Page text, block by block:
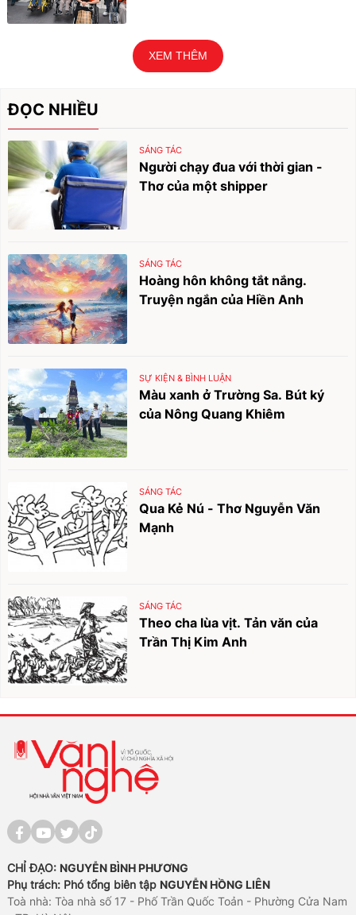
XEM THÊM
ĐỌC NHIỀU
SÁNG TÁC
Người chạy đua với thời gian -
Thơ của một shipper
SÁNG TÁC
Hoàng hôn không tắt nắng.
Truyện ngắn của Hiền Anh
SỰ KIỆN & BÌNH LUẬN
Màu xanh ở Trường Sa. Bút ký
của Nông Quang Khiêm
SÁNG TÁC
Qua Kẻ Nú - Thơ Nguyễn Văn
Mạnh
SÁNG TÁC
Theo cha lùa vịt. Tản văn của
Trần Thị Kim Anh
CHỈ ĐẠO: NGUYỄN BÌNH PHƯƠNG
Phụ trách: Phó tổng biên tập NGUYỄN HỒNG LIÊN
Toà nhà: Tòa nhà số 17 - Phố Trần Quốc Toản - Phường Cửa Nam